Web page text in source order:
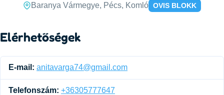
Baranya Vármegye, Pécs, Komló OVIS BLOKK
Elérhetőségek
E-mail: anitavarga74@gmail.com
Telefonszám: +36305777647